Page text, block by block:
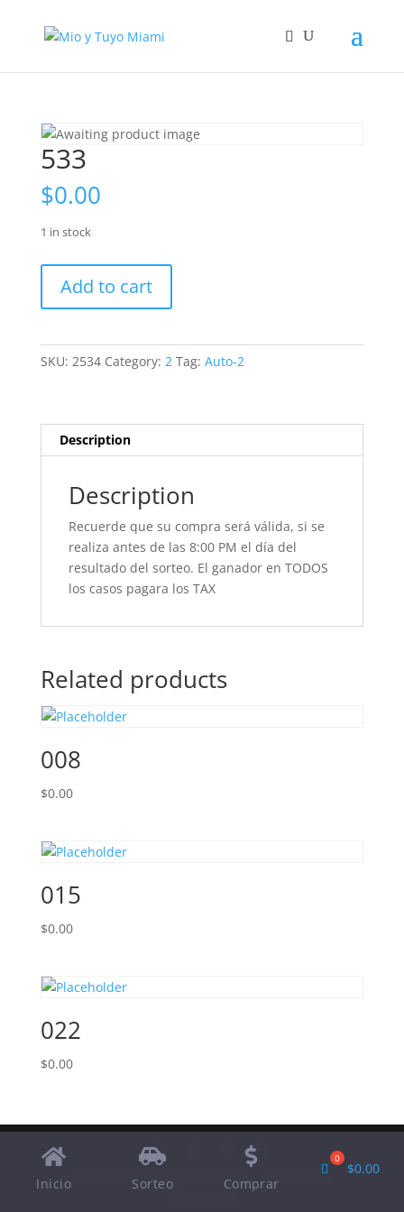
533
$0.00
1 in stock
quantity
Add to cart
SKU: 2534 Category: 2 Tag: Auto-2
Description
Description
Recuerde que su compra será válida, si se
realiza antes de las 8:00 PM el día del
resultado del sorteo. El ganador en TODOS
los casos pagara los TAX
Related products
008
$0.00
015
$0.00
022
$0.00
Designed by Elegant Themes
| Powered by
Inicio Sorteo Comprar
$0.00